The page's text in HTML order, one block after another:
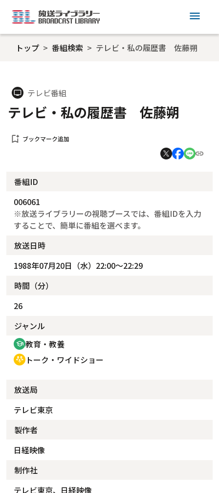
menu
トップ 番組検索 テレビ・私の履歴書 佐藤朔
tv テレビ番組
テレビ・私の履歴書 佐藤朔
bookmark_add ブックマーク追加
番組ID
006061
※放送ライブラリーの視聴ブースでは、番組IDを入力
することで、簡単に番組を選べます。
放送日時
1988年07月20日（水）22:00～22:29
時間（分）
26
ジャンル
school 教育・教養
adaptive_audio_mic トーク・ワイドショー
放送局
テレビ東京
製作者
日経映像
制作社
テレビ東京、日経映像